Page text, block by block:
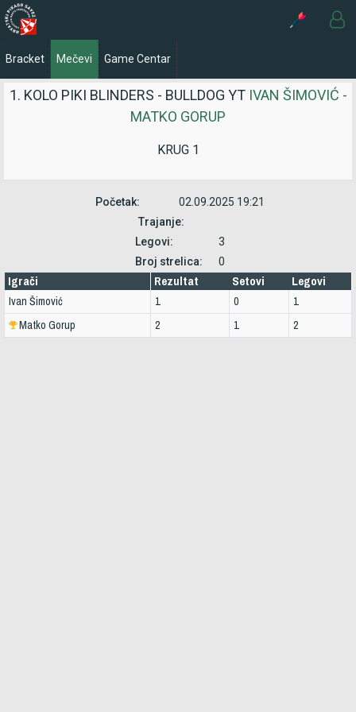
Bracket Mečevi Game Centar
1. KOLO PIKI BLINDERS - BULLDOG YT IVAN ŠIMOVIĆ -
MATKO GORUP
KRUG 1
Početak:
02.09.2025 19:21
Trajanje:
Legovi:
3
Broj strelica:
0
Igrači Rezultat Setovi Legovi
Ivan Šimović 1 0
1
Matko Gorup
2 1 2